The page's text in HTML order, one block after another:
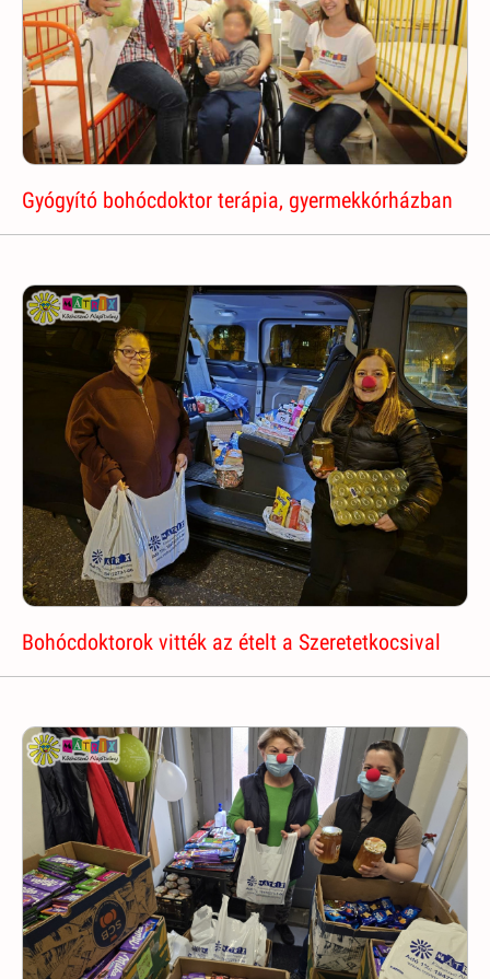
Gyógyító bohócdoktor terápia, gyermekkórházban
Bohócdoktorok vitték az ételt a Szeretetkocsival